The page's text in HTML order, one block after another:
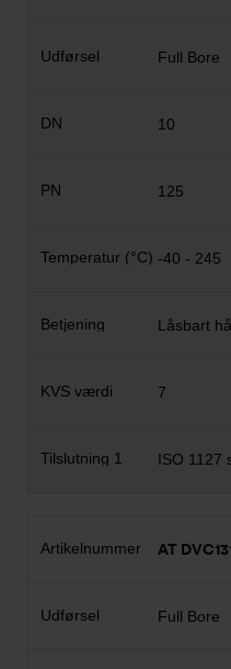
Full Bore
10
125
-40 - 245
Låsbart
7
ISO 1127
AT
Full Bore